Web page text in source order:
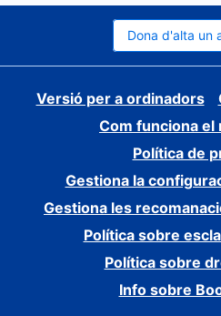
Dona d'alta un
Versió per a ordinadors
Com funciona el
Política de
Gestiona la
Gestiona les
Política sobre
Política sobre
Info sobre